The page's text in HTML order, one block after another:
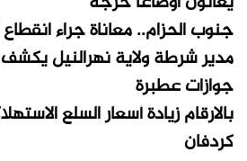
جنوب الحزام.. معاناة جراء انقطاع
مدير شرطة ولاية نهرالنيل
جوازات عطبرة
بالارقام زيادة أسعار السلع
كردفان